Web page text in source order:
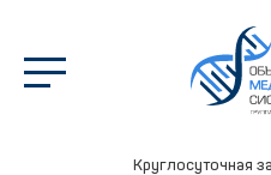
Круглосуточная